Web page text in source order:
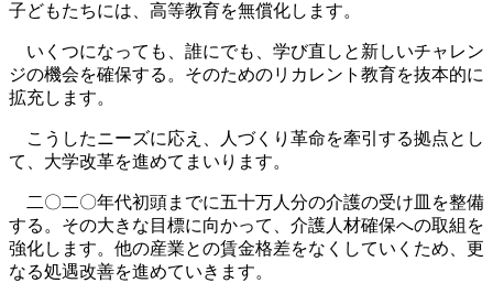
子どもたちには、高等教育を無償化します。
いくつになっても、誰にでも、学び直しと新しいチャレン
ジの機会を確保する。そのためのリカレント教育を抜本的に
拡充します。
こうしたニーズに応え、人づくり革命を牽引する拠点とし
て、大学改革を進めてまいります。
二〇二〇年代初頭までに五十万人分の介護の受け皿を整備
する。その大きな目標に向かって、介護人材確保への取組を
強化します。他の産業との賃金格差をなくしていくため、更
なる処遇改善を進めていきます。